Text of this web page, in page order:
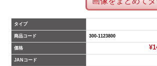
タイプ
商品コード 300-1123800
価格
JANコード